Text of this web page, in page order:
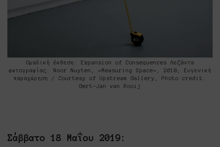
Ομαδική έκθεση: Expansion of Consequences Λεζάντα
φωτογραφίας: Noor Nuyten, «Measuring Space», 2010, Ευγενική
παραχώρηση / Courtesy of Upstream Gallery, Photo credit:
Gert-Jan van Rooij
Σάββατο 18 Μαΐου 2019: